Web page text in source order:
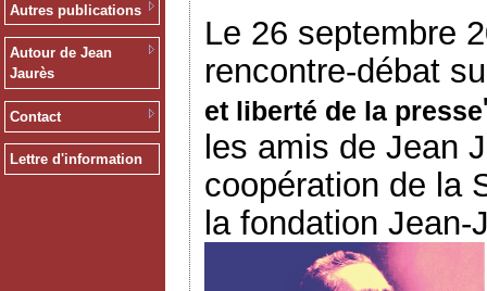
Autres publications
Autour de Jean
Jaurès
Contact
Lettre d'information
Le 26 septembre
rencontre-débat
et liberté de la presse
les amis de Jean
coopération de la
la fondation Jean-